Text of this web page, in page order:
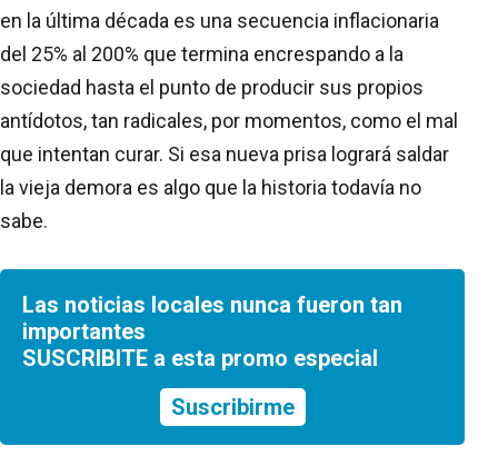
en la última década es una secuencia inflacionaria
del 25% al 200% que termina encrespando a la
sociedad hasta el punto de producir sus propios
antídotos, tan radicales, por momentos, como el mal
que intentan curar. Si esa nueva prisa logrará saldar
la vieja demora es algo que la historia todavía no
sabe.
Las noticias locales nunca fueron tan
importantes
SUSCRIBITE a esta promo especial
Suscribirme